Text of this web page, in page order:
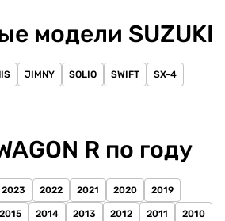
модели SUZUKI
JIMNY SOLIO SWIFT SX-4
R по году
2023 2022 2021 2020 2019
2015 2014 2013 2012 2011 2010